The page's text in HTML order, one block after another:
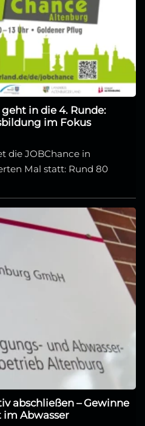
in die 4. Runde:
im Fokus
die JOBChance in
Mal statt: Rund 80
abschließen – Gewinne
im Abwasser